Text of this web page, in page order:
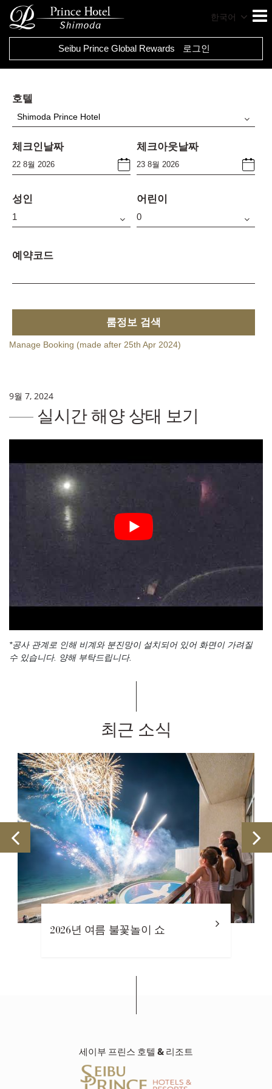
한국어
Seibu Prince Global Rewards 로그인
호텔
Shimoda Prince Hotel
체크인날짜 체크아웃날짜
성인 어린이
예약코드
룸정보 검색
Manage Booking (made after 25th Apr 2024)
9월 7, 2024
실시간 해양 상태 보기
*공사 관계로 인해 비계와 분진망이 설치되어 있어 화면이 가려질
수 있습니다. 양해 부탁드립니다.
최근 소식
2026년 여름 불꽃놀이 쇼
세이부 프린스 호텔 & 리조트